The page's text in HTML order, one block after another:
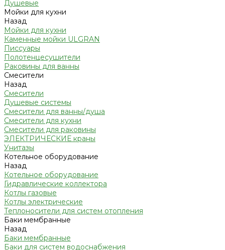
Душевые
Мойки для кухни
Назад
Мойки для кухни
Каменные мойки ULGRAN
Писсуары
Полотенцесушители
Раковины для ванны
Смесители
Назад
Смесители
Душевые системы
Смесители для ванны/душа
Смесители для кухни
Смесители для раковины
ЭЛЕКТРИЧЕСКИЕ краны
Унитазы
Котельное оборудование
Назад
Котельное оборудование
Гидравлические коллектора
Котлы газовые
Котлы электрические
Теплоносители для систем отопления
Баки мембранные
Назад
Баки мембранные
Баки для систем водоснабжения